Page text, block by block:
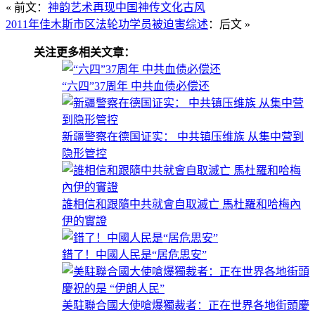
« 前文： 神韵艺术再现中国神传文化古风
2011年佳木斯市区法轮功学员被迫害综述 ：后文 »
关注更多相关文章：
“六四”37周年 中共血债必偿还
新疆警察在德国证实： 中共镇压维族 从集中营到
隐形管控
誰相信和跟隨中共就會自取滅亡 馬杜羅和哈梅內
伊的實證
錯了！中國人民是“居危思安”
美駐聯合國大使嗆爆獨裁者：正在世界各地街頭慶